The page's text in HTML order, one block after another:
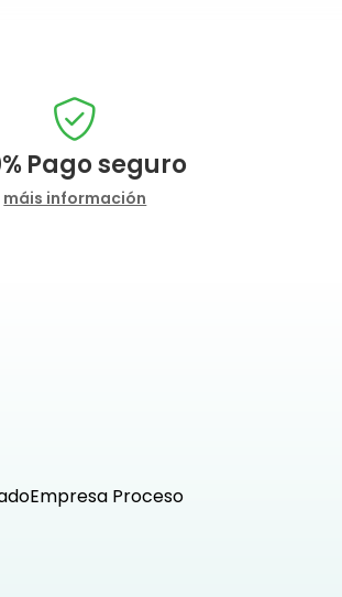
Pago seguro
máis información
Empresa Proceso